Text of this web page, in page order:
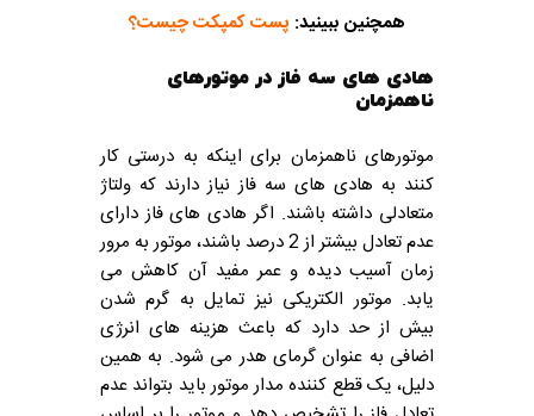
همچنین ببینید: پست کمپکت چیست؟
هادی های سه فاز در موتورهای
ناهمزمان
موتورهای ناهمزمان برای اینکه به درستی کار
کنند به هادی های سه فاز نیاز دارند که ولتاژ
متعادلی داشته باشند. اگر هادی های فاز دارای
عدم تعادل بیشتر از 2 درصد باشند، موتور به مرور
زمان آسیب دیده و عمر مفید آن کاهش می
یابد. موتور الکتریکی نیز تمایل به گرم شدن
بیش از حد دارد که باعث هزینه های انرژی
اضافی به عنوان گرمای هدر می شود. به همین
دلیل، یک قطع کننده مدار موتور باید بتواند عدم